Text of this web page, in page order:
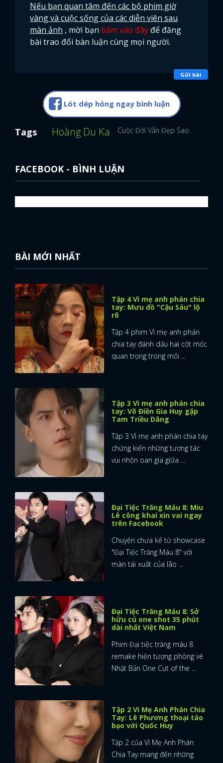
Nếu bạn quan tâm đến các bộ phim giờ
vàng và cuộc sống của các diễn viên sau
màn ảnh , mời bạn bấm vào đây để đăng
bài trao đổi bàn luận cùng mọi người.
Gửi bài
Lót dép hóng ngay bình luận
Tags Hoàng Du Ka Cuộc Đời Vẫn Đẹp Sao
FACEBOOK - BÌNH LUẬN
BÀI MỚI NHẤT
Tập 4 Vì mẹ anh phán chia
tay: Mưu đồ "Cậu Sáu" lộ
rõ
Tập 4 phim Vì mẹ anh phán
chia tay đánh dấu hai cột mốc
quan trọng trong mối ...
Tập 3 Vì mẹ anh phán chia
tay: Võ Điền Gia Huy gặp
Tam Triều Dâng
Tập 3 Vì mẹ anh phán chia tay
chứng kiến những tương tác
vui nhộn oan gia giữa ...
Đại Tiệc Trăng Máu 8: Miu
Lê công khai xin vai ngay
trên Facebook
Chuyện chưa kể từ showcase
"Đại Tiệc Trăng Máu 8" với
màn tái xuất của lão ...
Đại Tiệc Trăng Máu 8: Sở
hữu cú one shot 35 phút
dài nhất Việt Nam
Phim Đại tiệc trăng máu 8
remake hiện tượng phòng vé
Nhật Bản One Cut of the ...
Tập 2 Vì Mẹ Anh Phán Chia
Tay: Lê Phương thoại táo
bạo với Quốc Huy
Tập 2 của Vì Mẹ Anh Phán
Chia Tay mang đến những